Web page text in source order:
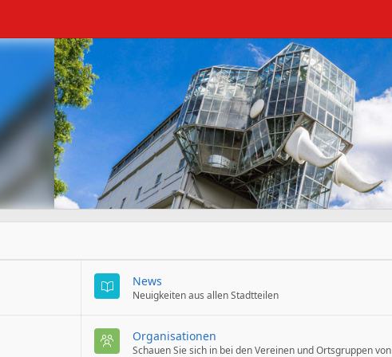
News
Neuigkeiten aus allen Stadtteilen
Organisationen
Schauen Sie sich in bei den Vereinen und Ortsgruppen von